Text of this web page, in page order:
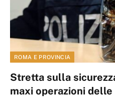
ROMA E PROVINCIA
Stretta sulla
maxi operazioni delle